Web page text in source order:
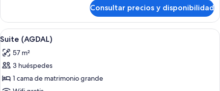
(MARQUETERIE)
Consultar precios y disponibilidad
Abrir
todas
las
fotos
de
Habitación de hotel con cama,
5
Suite (AGDAL)
57 m²
3 huéspedes
1 cama de matrimonio grande